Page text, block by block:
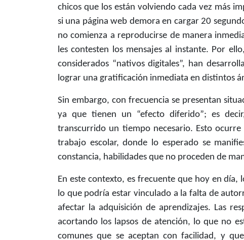
chicos que los están volviendo cada vez más
si una página web demora en cargar 20
no comienza a reproducirse de manera
les contesten los mensajes al instante. Por
considerados “nativos digitales”, han
lograr una gratificación inmediata en distintos
Sin embargo, con frecuencia se presentan
ya que tienen un “efecto diferido”; es
transcurrido un tiempo necesario. Esto
trabajo escolar, donde lo esperado se
constancia, habilidades que no proceden de
En este contexto, es frecuente que hoy en día,
lo que podría estar vinculado a la falta de
afectar la adquisición de aprendizajes. Las
acortando los lapsos de atención, lo que no
comunes que se aceptan con facilidad, y